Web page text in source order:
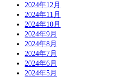
2024年12月
2024年11月
2024年10月
2024年9月
2024年8月
2024年7月
2024年6月
2024年5月